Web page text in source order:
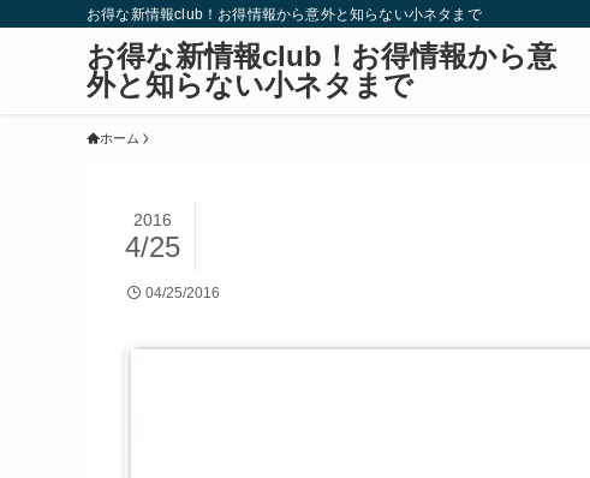
お得な新情報club！お得情報から意外と知らない小ネタまで
お得な新情報club！お得情報から意
外と知らない小ネタまで
ホーム
2016
4/25
04/25/2016